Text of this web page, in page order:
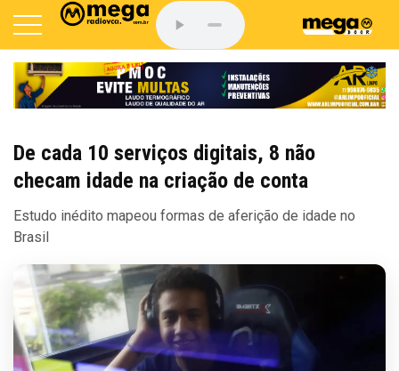
De cada 10 serviços digitais, 8 não
checam idade na criação de conta
Estudo inédito mapeou formas de aferição de idade no
Brasil